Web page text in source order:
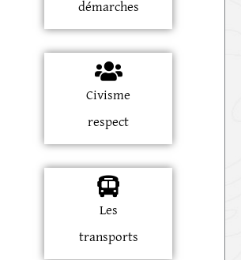
démarches
Civisme
respect
Les
transports